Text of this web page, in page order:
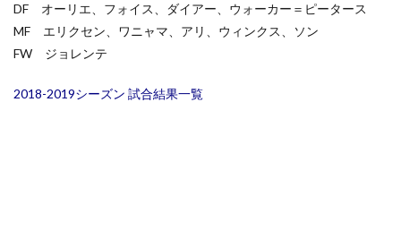
DF オーリエ、フォイス、ダイアー、ウォーカー＝ピータース
MF エリクセン、ワニャマ、アリ、ウィンクス、ソン
FW ジョレンテ
2018-2019シーズン 試合結果一覧